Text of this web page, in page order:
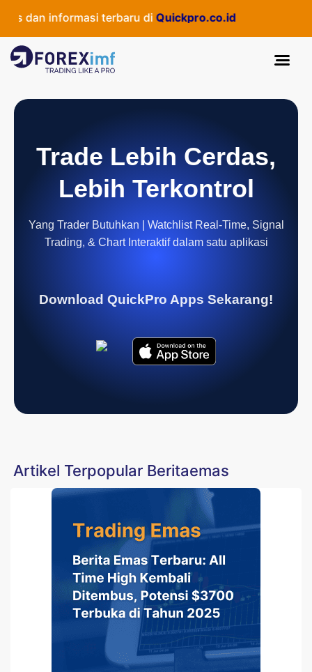
dan informasi terbaru diQuickpro.co.id
Trade Lebih Cerdas,
Lebih Terkontrol
Yang Trader Butuhkan | Watchlist Real-Time, Signal
Trading, & Chart Interaktif dalam satu aplikasi
Download QuickPro Apps Sekarang!
Artikel Terpopular Beritaemas